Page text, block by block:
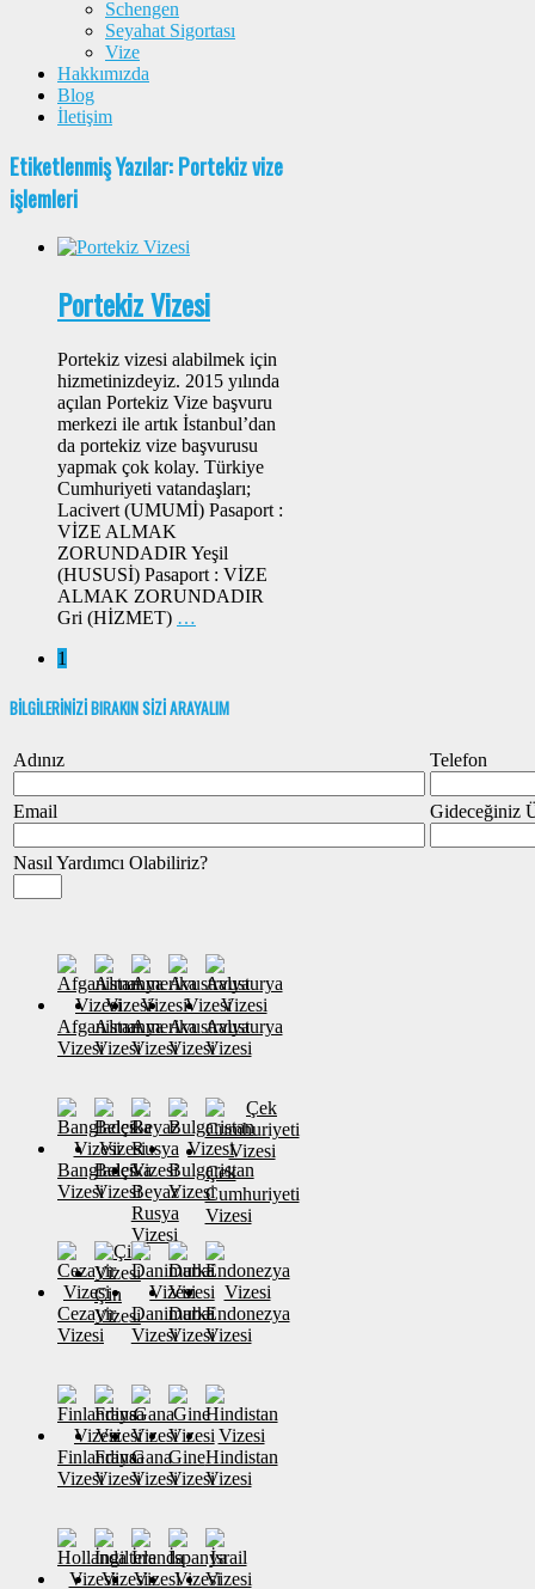
Schengen
Seyahat Sigortası
Vize
Hakkımızda
Blog
İletişim
Etiketlenmiş Yazılar: Portekiz vize
işlemleri
Portekiz Vizesi
Portekiz vizesi alabilmek için
hizmetinizdeyiz. 2015 yılında
açılan Portekiz Vize başvuru
merkezi ile artık İstanbul’dan
da portekiz vize başvurusu
yapmak çok kolay. Türkiye
Cumhuriyeti vatandaşları;
Lacivert (UMUMİ) Pasaport :
VİZE ALMAK
ZORUNDADIR Yeşil
(HUSUSİ) Pasaport : VİZE
ALMAK ZORUNDADIR
Gri (HİZMET) …
1
BİLGİLERİNİZİ BIRAKIN SİZİ ARAYALIM
Adınız Telefon
Email Gideceğiniz
Nasıl Yardımcı Olabiliriz?
Afganistan
Vizesi
Almanya
Vizesi
Amerika
Vizesi
Avustralya
Vizesi
Avusturya
Vizesi
Banglades
Vizesi
Belçika
VizesiBeyaz
Rusya
Vizesi
Bulgaristan
Vizesi
Çek
Cumhuriyeti
Vizesi
Cezayir
Vizesi
Çin
VizesiDanimarka
Vizesi
Dubai
Vizesi
Endonezya
Vizesi
Finlandiya
Vizesi
Fransa
Vizesi
Gana
Vizesi
Gine
Vizesi
Hindistan
Vizesi